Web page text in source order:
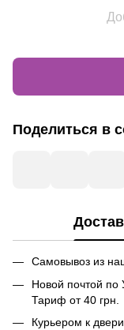
Поделиться в
Самовывоз из
Новой почтой
Тариф от 40 грн.
Курьером к